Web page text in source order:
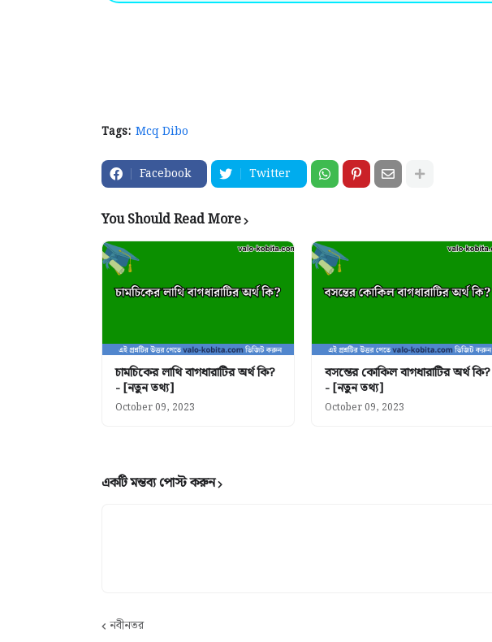
Tags: Mcq Dibo
Facebook Twitter
You Should Read More
চামচিকের লাথি বাগধারাটির অর্থ কি?
- [নতুন তথ্য]
October 09, 2023
বসন্তের কোকিল বাগধারাটির অর্থ কি?
- [নতুন তথ্য]
October 09, 2023
একটি মন্তব্য পোস্ট করুন
নবীনতর